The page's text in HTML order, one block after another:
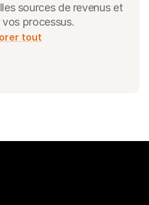
sources de revenus et
processus.
tout